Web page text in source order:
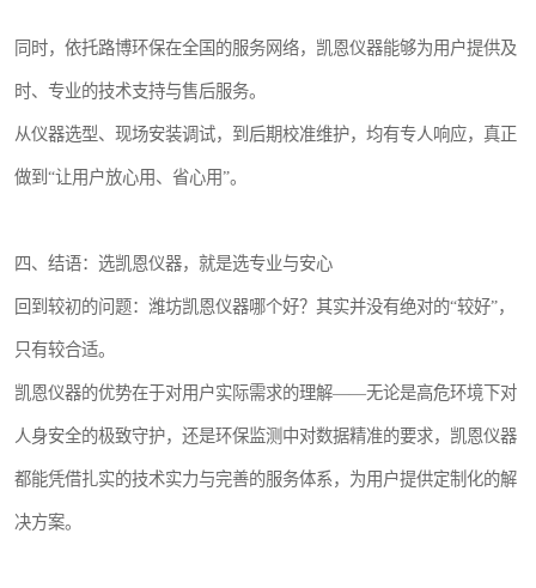
同时，依托路博环保在全国的服务网络，凯恩仪器能够为用户提供及
时、专业的技术支持与售后服务。
从仪器选型、现场安装调试，到后期校准维护，均有专人响应，真正
做到“让用户放心用、省心用”。
四、结语：选凯恩仪器，就是选专业与安心
回到较初的问题：潍坊凯恩仪器哪个好？其实并没有绝对的“较好”，
只有较合适。
凯恩仪器的优势在于对用户实际需求的理解——无论是高危环境下对
人身安全的极致守护，还是环保监测中对数据精准的要求，凯恩仪器
都能凭借扎实的技术实力与完善的服务体系，为用户提供定制化的解
决方案。